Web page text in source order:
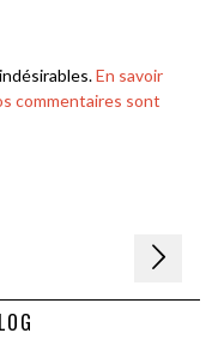
En savoir
commentaires sont